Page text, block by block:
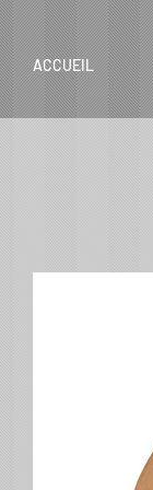
ACCUEIL